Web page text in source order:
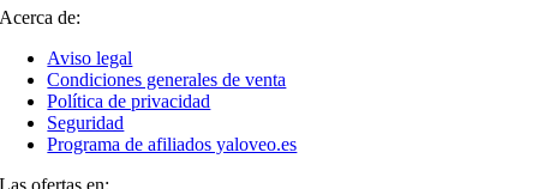
Acerca de:
Aviso legal
Condiciones generales de venta
Política de privacidad
Seguridad
Programa de afiliados yaloveo.es
Las ofertas en: